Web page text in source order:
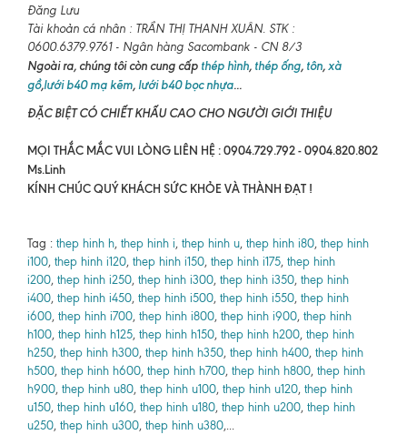
Đăng Lưu
Tài khoản cá nhân : TRẦN THỊ THANH XUÂN. STK :
0600.6379.9761 - Ngân hàng Sacombank - CN 8/3
Ngoài ra, chúng tôi còn cung cấp thép hình, thép ống, tôn, xà
gồ,lưới b40 mạ kẽm, lưới b40 bọc nhựa...
ĐẶC BIỆT CÓ CHIẾT KHẤU CAO CHO NGƯỜI GIỚI THIỆU
MỌI THẮC MẮC VUI LÒNG LIÊN HỆ : 0904.729.792 - 0904.820.802
Ms.Linh
KÍNH CHÚC QUÝ KHÁCH SỨC KHỎE VÀ THÀNH ĐẠT !
Tag : thep hinh h, thep hinh i, thep hinh u, thep hinh i80, thep hinh
i100, thep hinh i120, thep hinh i150, thep hinh i175, thep hinh
i200, thep hinh i250, thep hinh i300, thep hinh i350, thep hinh
i400, thep hinh i450, thep hinh i500, thep hinh i550, thep hinh
i600, thep hinh i700, thep hinh i800, thep hinh i900, thep hinh
h100, thep hinh h125, thep hinh h150, thep hinh h200, thep hinh
h250, thep hinh h300, thep hinh h350, thep hinh h400, thep hinh
h500, thep hinh h600, thep hinh h700, thep hinh h800, thep hinh
h900, thep hinh u80, thep hinh u100, thep hinh u120, thep hinh
u150, thep hinh u160, thep hinh u180, thep hinh u200, thep hinh
u250, thep hinh u300, thep hinh u380,...